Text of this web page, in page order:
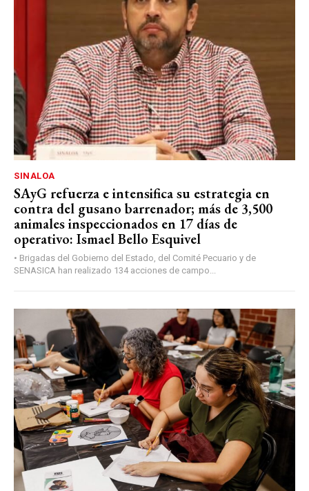
SINALOA
SAyG refuerza e intensifica su estrategia en
contra del gusano barrenador; más de 3,500
animales inspeccionados en 17 días de
operativo: Ismael Bello Esquivel
• Brigadas del Gobierno del Estado, del Comité Pecuario y de
SENASICA han realizado 134 acciones de campo...